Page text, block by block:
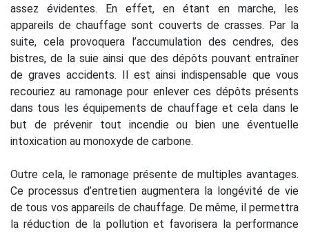
assez évidentes. En effet, en étant en marche, les
appareils de chauffage sont couverts de crasses. Par la
suite, cela provoquera l’accumulation des cendres, des
bistres, de la suie ainsi que des dépôts pouvant entraîner
de graves accidents. Il est ainsi indispensable que vous
recouriez au ramonage pour enlever ces dépôts présents
dans tous les équipements de chauffage et cela dans le
but de prévenir tout incendie ou bien une éventuelle
intoxication au monoxyde de carbone.
Outre cela, le ramonage présente de multiples avantages.
Ce processus d’entretien augmentera la longévité de vie
de tous vos appareils de chauffage. De même, il permettra
la réduction de la pollution et favorisera la performance